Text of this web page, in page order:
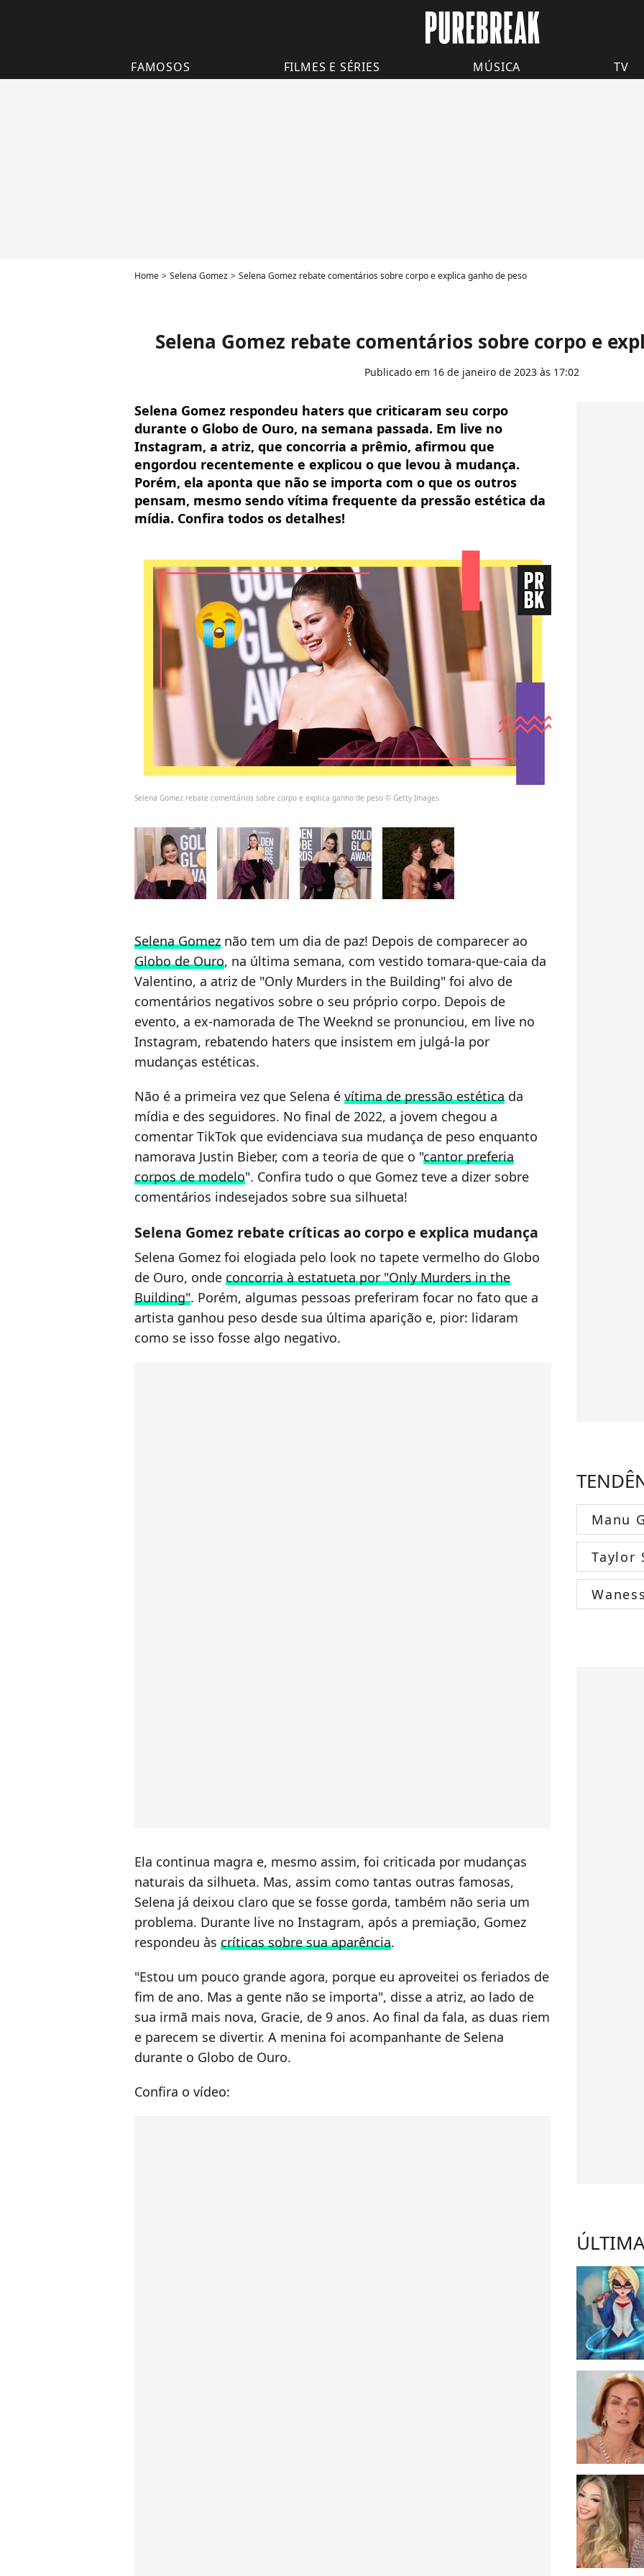
FAMOSOS FILMES E SÉRIES MÚSICA TV
Home Selena Gomez Selena Gomez rebate comentários sobre corpo e explica ganho de peso
Selena Gomez rebate comentários sobre corpo e
Publicado em 16 de janeiro de 2023 às 17:02
Selena Gomez respondeu haters que criticaram seu corpo
durante o Globo de Ouro, na semana passada. Em live no
Instagram, a atriz, que concorria a prêmio, afirmou que
engordou recentemente e explicou o que levou à mudança.
Porém, ela aponta que não se importa com o que os outros
pensam, mesmo sendo vítima frequente da pressão estética da
mídia. Confira todos os detalhes!
Selena Gomez rebate comentários sobre corpo e explica ganho de peso © Getty Images
Selena Gomez não tem um dia de paz! Depois de comparecer ao
Globo de Ouro, na última semana, com vestido tomara-que-caia da
Valentino, a atriz de "Only Murders in the Building" foi alvo de
comentários negativos sobre o seu próprio corpo. Depois de
evento, a ex-namorada de The Weeknd se pronunciou, em live no
Instagram, rebatendo haters que insistem em julgá-la por
mudanças estéticas.
Não é a primeira vez que Selena é vítima de pressão estética da
mídia e des seguidores. No final de 2022, a jovem chegou a
comentar TikTok que evidenciava sua mudança de peso enquanto
namorava Justin Bieber, com a teoria de que o "cantor preferia
corpos de modelo". Confira tudo o que Gomez teve a dizer sobre
comentários indesejados sobre sua silhueta!
Selena Gomez rebate críticas ao corpo e explica mudança
Selena Gomez foi elogiada pelo look no tapete vermelho do Globo
de Ouro, onde concorria à estatueta por "Only Murders in the
Building". Porém, algumas pessoas preferiram focar no fato que a
artista ganhou peso desde sua última aparição e, pior: lidaram
como se isso fosse algo negativo.
Ela continua magra e, mesmo assim, foi criticada por mudanças
naturais da silhueta. Mas, assim como tantas outras famosas,
Selena já deixou claro que se fosse gorda, também não seria um
problema. Durante live no Instagram, após a premiação, Gomez
respondeu às críticas sobre sua aparência.
"Estou um pouco grande agora, porque eu aproveitei os feriados de
fim de ano. Mas a gente não se importa", disse a atriz, ao lado de
sua irmã mais nova, Gracie, de 9 anos. Ao final da fala, as duas riem
e parecem se divertir. A menina foi acompanhante de Selena
durante o Globo de Ouro.
Confira o vídeo:
Manu
Taylor